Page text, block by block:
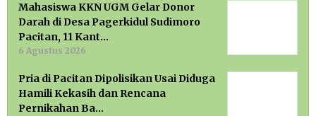
Mahasiswa KKN UGM Gelar Donor
Darah di Desa Pagerkidul Sudimoro
Pacitan, 11 Kant…
6 Agustus 2026
Pria di Pacitan Dipolisikan Usai Diduga
Hamili Kekasih dan Rencana
Pernikahan Ba…